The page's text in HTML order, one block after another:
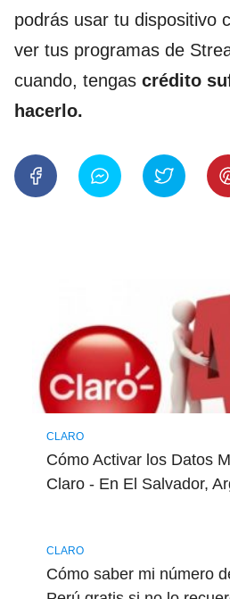
podrás usar tu dispositivo
ver tus programas de
cuando, tengas crédito
hacerlo.
CLARO
Cómo Activar los Datos
Claro - En El Salvador,
CLARO
Cómo saber mi número